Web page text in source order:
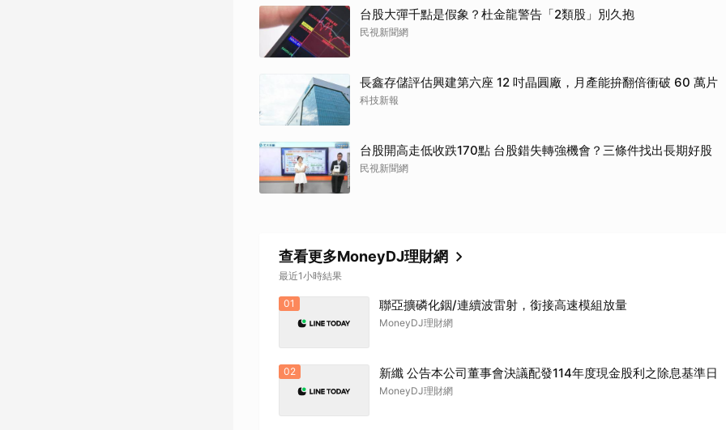
台股大彈千點是假象？杜金龍警告「2類股」別久抱
民視新聞網
長鑫存儲評估興建第六座 12 吋晶圓廠，月產能拚翻倍衝破 60 萬片
科技新報
台股開高走低收跌170點 台股錯失轉強機會？三條件找出長期好股
民視新聞網
查看更多MoneyDJ理財網
最近1小時結果
01 聯亞擴磷化銦/連續波雷射，銜接高速模組放量
MoneyDJ理財網
02 新纖 公告本公司董事會決議配發114年度現金股利之除息基準日
MoneyDJ理財網